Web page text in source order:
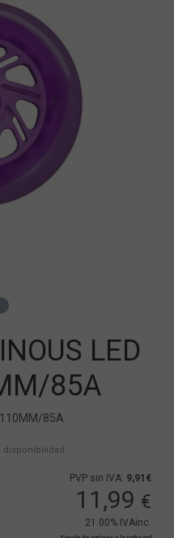
LED
85A
110MM/85A
disponibilidad.
PVP sin IVA: 9,91€
11,99 €
21.00% IVAinc.